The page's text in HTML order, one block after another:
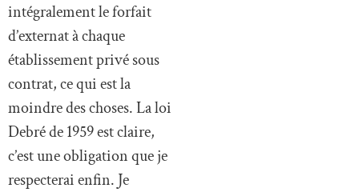
intégralement le forfait
d’externat à chaque
établissement privé sous
contrat, ce qui est la
moindre des choses. La loi
Debré de 1959 est claire,
c’est une obligation que je
respecterai enfin. Je